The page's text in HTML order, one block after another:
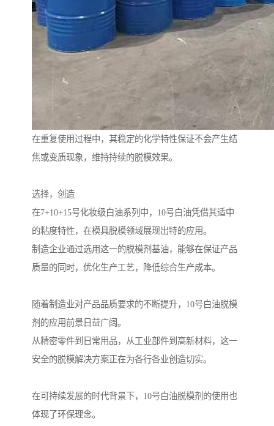
在重复使用过程中，其稳定的化学特性保证不会产生结
焦或变质现象，维持持续的脱模效果。
选择，创造
在7+10+15号化妆级白油系列中，10号白油凭借其适中
的粘度特性，在模具脱模领域展现出特的应用。
制造企业通过选用这一的脱模剂基油，能够在保证产品
质量的同时，优化生产工艺，降低综合生产成本。
随着制造业对产品品质要求的不断提升，10号白油脱模
剂的应用前景日益广阔。
从精密零件到日常用品，从工业部件到高新材料，这一
安全的脱模解决方案正在为各行各业创造切实。
在可持续发展的时代背景下，10号白油脱模剂的使用也
体现了环保理念。